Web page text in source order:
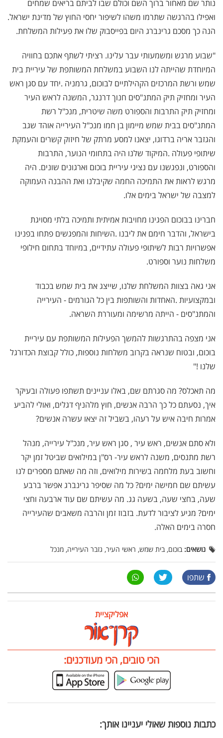
נותר שם מאחור ברוך השם וכולם שבו לביתם בריאים שמחים
ואפילו בהרגשה שתרמו משהו לשיפור יחסי החוץ של מדינת ישראל.
הנה כך מסכם גרינברג היום בפייסבוק שלו את פעילות המשלחת.
"שבוע מרגש ומשמעותי עבר עלינו. רציתי לשתף אתכם בחוויה
המיוחדת שהייתה לנו השבוע במשלחת המשותפת של עיריית בית
שמש ורשת המרכזים הקהילתיים לבוכום, גרמניה .יחד עם סגן ראש
העיר ומחזיק תיק המתנ"סים חנוך דרנגר, המשנה לראש העיר
ומחזיק תיק התרבות והספורט משה שיטרית, מנכ"ל רשת
המתנ"סים בבית שמש מיימון בן חמו מנכ"ל העירייה אוהד שגב
והגזבר אריה ברדוגו, יצאנו למסע מרתק של חיזוק קשרים והעמקת
שיתופי פעולה .המיקוד שלנו היה בתחומי הנוער, התרבות
והספורט, ונפגשנו עם נציגי עיריית בוכום וארגונים שונים. היה
מרגש לראות את התמיכה החמה שקיבלנו ואת ההבנה העמוקה
למצבה של ישראל בימים אלו.
חברינו בבוכום הפגינו מחויבות אמיתית ותמיכה בלתי מסויגת
בישראל, והדבר חימם את ליבנו .השיחות והמפגשים פתחו בפנינו
אפשרויות רבות לשיתופי פעולה עתידיים, במיוחד בתחום חילופי
משלחות נוער וספורט.
אני גאה בצוות המשלחת שלנו, שייצג את בית שמש בכבוד
ובמקצועיות .האחדות והשותפות בין כל הגורמים - העירייה
והמתנ"סים - הייתה מרשימה ומעוררת השראה.
אני מצפה בהתרגשות להמשך הפעילות המשותפת עם עיריית
בוכום, ובטוח שנראה בקרוב משלחות נוספות, כולל קבוצת הכדורגל
שלנו !
"
מה תאכלס? מה סגרתם שם, באלו עניינים תשתפו פעולה ובעיקר
איך, נסעתם כל כך הרבה אנשים, חוץ מלהניף דגלים, ואולי להביע
אמרות חיבה איש על רעהו, בשביל זה יצאו עשרה אנשים?
ולא סתם אנשים, ראש עיר , סגן ראש עיר, מנכ"ל עירייה, מנהל
רשת מתנסים, משנה לראש עיר- רס"ן במילואים שביטל זמן יקר
וחשוב בעת מלחמה בשירות מילואים, וזה מה שאתם מספרים לנו
עשיתם שם חמישה ימים? כל מה שסיפר גרינברג אפשר ברבע
שעה, בחצי שעה, בשעה גג. מה עשיתם שם עוד ארבעה וחצי
ימים? מגיע לציבור לדעת. בזבוז זמן והרבה משאבים שהעירייה
חסרה בימים האלה.
נושאים: בוכום, בית שמש, ראשי העיר, גזבר העירייה, מנכל
שתפו
אפליקציית
הכי טובים, הכי מעודכנים:
כתבות נוספות שאולי יעניינו אותך: